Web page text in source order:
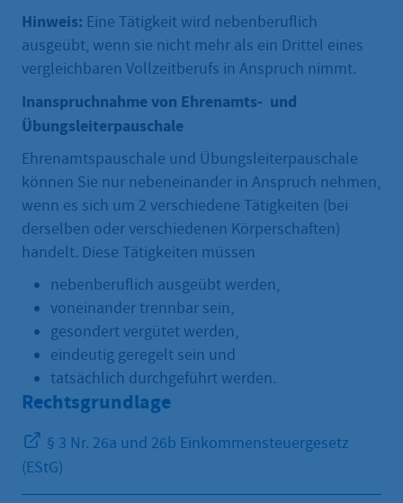
Hinweis: Eine Tätigkeit wird nebenberuflich
ausgeübt, wenn sie nicht mehr als ein Drittel eines
vergleichbaren Vollzeitberufs in Anspruch nimmt.
Inanspruchnahme von Ehrenamts- und
Übungsleiterpauschale
Ehrenamtspauschale und Übungsleiterpauschale
können Sie nur nebeneinander in Anspruch nehmen,
wenn es sich um 2 verschiedene Tätigkeiten (bei
derselben oder verschiedenen Körperschaften)
handelt. Diese Tätigkeiten müssen
nebenberuflich ausgeübt werden,
voneinander trennbar sein,
gesondert vergütet werden,
eindeutig geregelt sein und
tatsächlich durchgeführt werden.
Rechtsgrundlage
§ 3 Nr. 26a und 26b Einkommensteuergesetz
(EStG)